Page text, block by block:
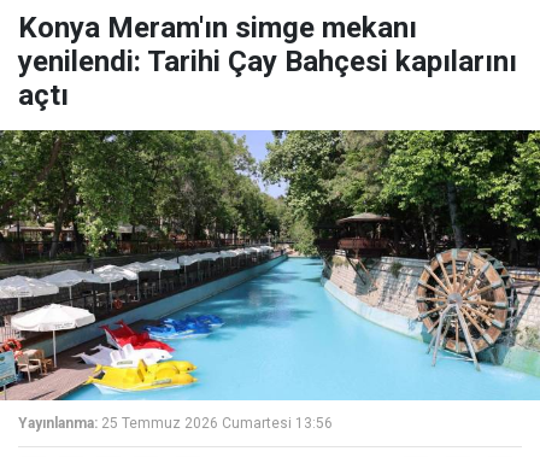
Konya Meram'ın simge mekanı
yenilendi: Tarihi Çay Bahçesi kapılarını
açtı
Yayınlanma: 25 Temmuz 2026 Cumartesi 13:56